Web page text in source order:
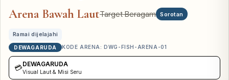
Arena Bawah LautTarget Beragam Sorotan
Ramai dijelajahi
DEWAGARUDA KODE ARENA:DWG-FISH-ARENA-01
💳DEWAGARUDA
Visual Laut & Misi Seru